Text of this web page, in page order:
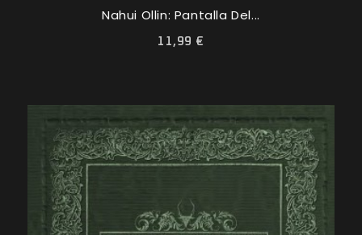
Nahui Ollin: Pantalla Del...
11,99 €